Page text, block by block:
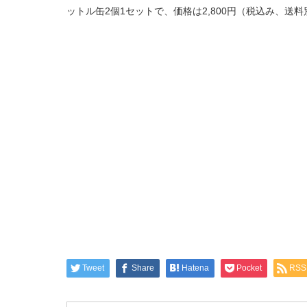
ットル缶2個1セットで、価格は2,800円（税込み、送料
Tweet Share Hatena Pocket RSS